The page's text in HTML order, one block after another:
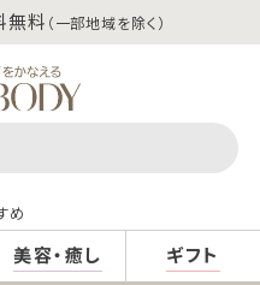
無料 （一部地域を除く）
め
美容・癒し ギフト